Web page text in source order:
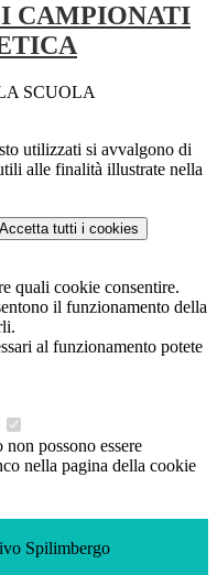
CAMPIONATI
SCUOLA
utilizzati si avvalgono di
alle finalità illustrate nella
Accetta tutti i cookies
quali cookie consentire.
il funzionamento della
al funzionamento potete
possono essere
nella pagina della cookie
Spilimbergo